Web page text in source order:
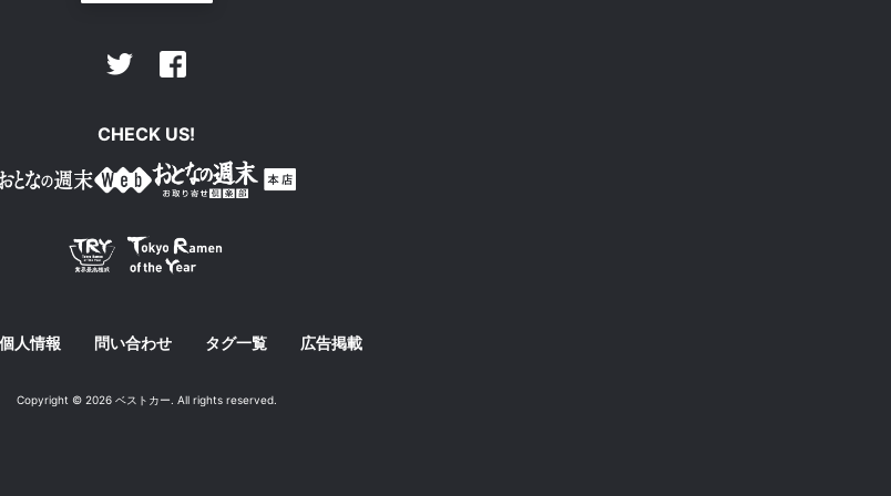
Twitter
CHECK US!
個人情報 問い合わせ タグ一覧 広告掲載
Copyright © 2026 ベストカー. All rights reserved.